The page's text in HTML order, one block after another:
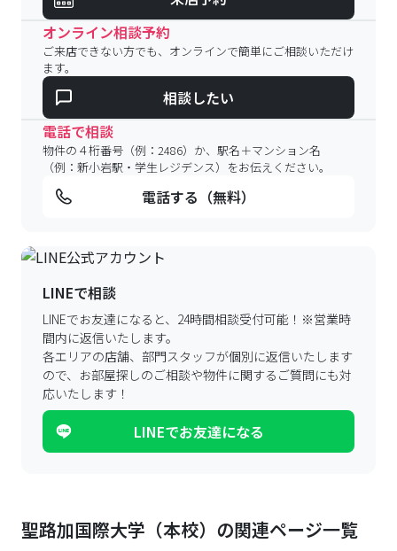
オンライン相談予約
ご来店できない方でも、オンラインで簡単にご相談いただけ
ます。
相談したい
電話で相談
物件の４桁番号（例：2486）か、駅名＋マンション名
（例：新小岩駅・学生レジデンス）をお伝えください。
電話する（無料）
LINEで相談
LINEでお友達になると、24時間相談受付可能！ ※営業時
間内に返信いたします。
各エリアの店舗、部門スタッフが個別に返信いたします
ので、 お部屋探しのご相談や物件に関するご質問にも対
応いたします！
LINEでお友達になる
聖路加国際大学（本校）の関連ページ一覧